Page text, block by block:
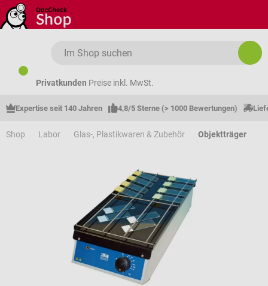
Zum Hauptinhalt springen
Privatkunden Preise inkl. MwSt.
Expertise seit 140 Jahren 4,8/5 Sterne (> 1000 Bewertungen)
Shop Labor Glas-, Plastikwaren & Zubehör Objektträger